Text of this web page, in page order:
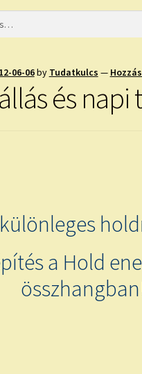
MEGRENDELÉSE
06-06by Tudatkulcs —
és napi
a Hold